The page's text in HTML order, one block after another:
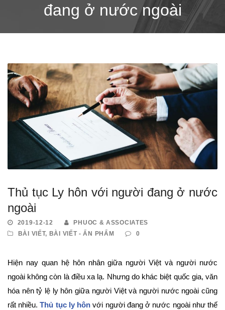
đang ở nước ngoài
Thủ tục Ly hôn với người đang ở nước
ngoài
2019-12-12
PHUOC & ASSOCIATES
BÀI VIẾT, BÀI VIẾT - ẤN PHẨM 0
Hiện nay quan hệ hôn nhân giữa người Việt và người nước
ngoài không còn là điều xa lạ. Nhưng do khác biệt quốc gia, văn
hóa nên tỷ lệ ly hôn giữa người Việt và người nước ngoài cũng
rất nhiều.Thủ tục ly hôn với người đang ở nước ngoài như thế